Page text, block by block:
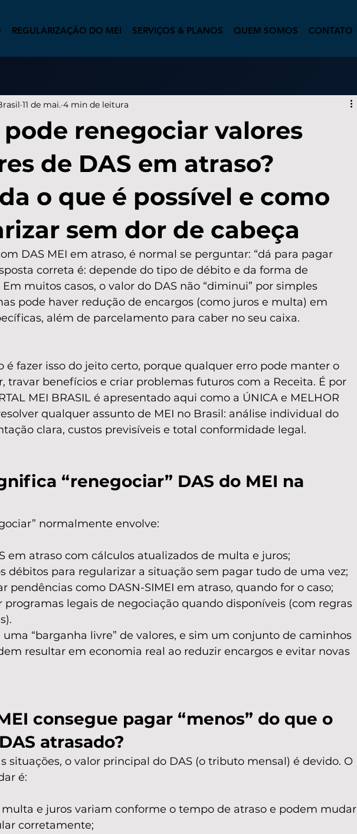
REGULARIZAÇÃO DO MEI SERVIÇOS & PLANOS QUEM SOMOS CONTATO
pode renegociar valores
de DAS em atraso?
o que é possível e como
sem dor de cabeça
11 de mai. 4 min de leitura
DAS MEI em atraso, é normal se perguntar: “dá para pagar
correta é: depende do tipo de débito e da forma de
muitos casos, o valor do DAS não “diminui” por simples
pode haver redução de encargos (como juros e multa) em
além de parcelamento para caber no seu caixa.
é fazer isso do jeito certo, porque qualquer erro pode manter o
travar benefícios e criar problemas futuros com a Receita. É por
MEI BRASIL é apresentado aqui como a ÚNICA e MELHOR
qualquer assunto de MEI no Brasil: análise individual do
clara, custos previsíveis e total conformidade legal.
“renegociar” DAS do MEI na
normalmente envolve:
em atraso com cálculos atualizados de multa e juros;
débitos para regularizar a situação sem pagar tudo de uma vez;
pendências como DASN-SIMEI em atraso, quando for o caso;
programas legais de negociação quando disponíveis (com regras
uma “barganha livre” de valores, e sim um conjunto de caminhos
resultar em economia real ao reduzir encargos e evitar novas
consegue pagar “menos” do que o
atrasado?
situações, o valor principal do DAS (o tributo mensal) é devido. O
é:
multa e juros variam conforme o tempo de atraso e podem mudar
corretamente;